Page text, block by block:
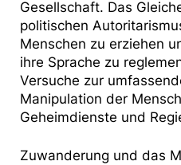
Gesellschaft. Das
politischen
Menschen zu erziehen
ihre Sprache zu
Versuche zur
Manipulation der
Geheimdienste und
Zuwanderung und das